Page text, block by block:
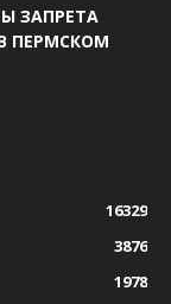
ЗАПРЕТА
ПЕРМСКОМ
16329
3876
1978